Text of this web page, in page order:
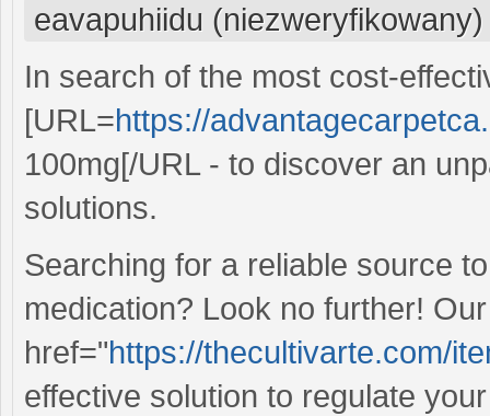
eavapuhiidu (niezweryfikowany)
In search of the most cost-
[URL=https://
100mg[/URL - to discover an
solutions.
Searching for a reliable source
medication? Look no further!
href="https://thecultivarte.com/
effective solution to regulate